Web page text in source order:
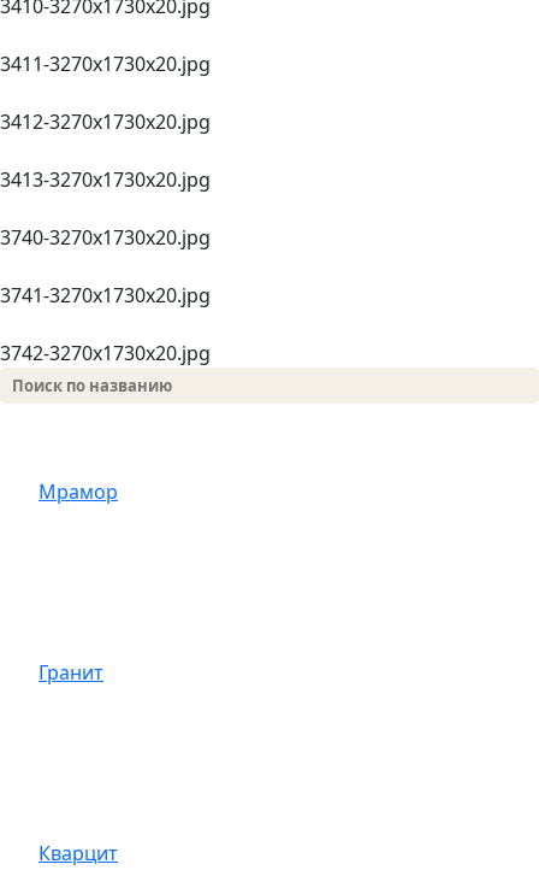
3410-3270х1730х20.jpg
3411-3270х1730х20.jpg
3412-3270х1730х20.jpg
3413-3270х1730х20.jpg
3740-3270x1730x20.jpg
3741-3270x1730x20.jpg
3742-3270x1730x20.jpg
Мрамор
Гранит
Кварцит